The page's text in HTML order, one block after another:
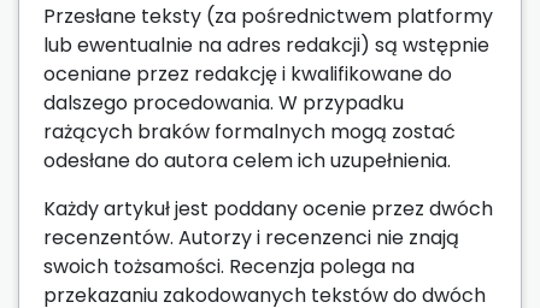
Przesłane teksty (za pośrednictwem platformy
lub ewentualnie na adres redakcji) są wstępnie
oceniane przez redakcję i kwalifikowane do
dalszego procedowania. W przypadku
rażących braków formalnych mogą zostać
odesłane do autora celem ich uzupełnienia.
Każdy artykuł jest poddany ocenie przez dwóch
recenzentów. Autorzy i recenzenci nie znają
swoich tożsamości. Recenzja polega na
przekazaniu zakodowanych tekstów do dwóch